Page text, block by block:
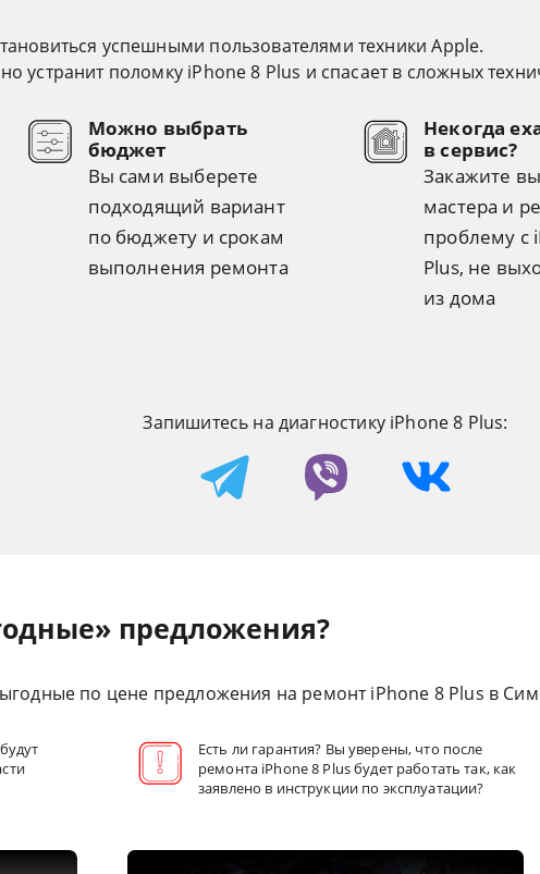
успешными пользователями техники Apple.
устранит поломку iPhone 8 Plus и спасает в сложных
Можно выбрать
бюджет
Вы сами выберете
подходящий вариант
по бюджету и срокам
выполнения ремонта
Некогда
в сервис?
Закажите
мастера и
проблему с
Plus, не
из дома
Запишитесь на диагностику iPhone 8 Plus:
предложения?
по цене предложения на ремонт iPhone 8 Plus в
Есть ли гарантия? Вы уверены, что после
ремонта iPhone 8 Plus будет работать так, как
заявлено в инструкции по эксплуатации?